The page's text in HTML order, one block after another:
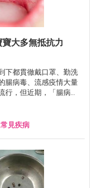
大多無抵抗力
下都貫徹戴口罩、勤洗
腸病毒、流感疫情大量
行，但近期，「腸病
身上都無抗體，若真的
見疾病